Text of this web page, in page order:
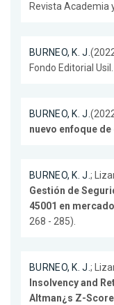
Revista Academia
BURNEO, K. J.
Fondo Editorial Usil.
BURNEO, K. J.
nuevo enfoque
BURNEO, K. J.;
Gestión de
45001 en
268 - 285).
BURNEO, K. J.;
Insolvency and
Altman¿s Z-